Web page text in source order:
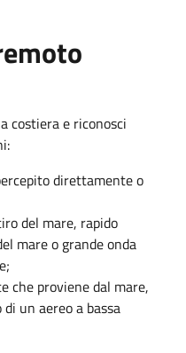
costiera e riconosci
direttamente o
del mare, rapido
mare o grande onda
che proviene dal mare,
un aereo a bassa